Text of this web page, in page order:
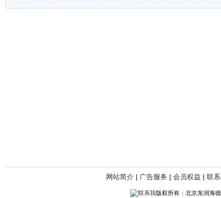
网站简介 | 广告服务 | 会员权益 | 联
版权所有：北京东润海